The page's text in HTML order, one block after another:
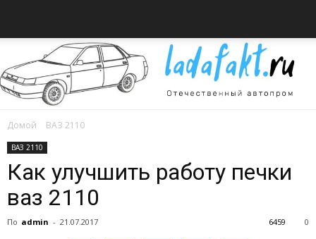
Домой ВАЗ 2110
ВАЗ 2110
Как улучшить работу печки
ваз 2110
По admin - 21.07.2017 0
6459